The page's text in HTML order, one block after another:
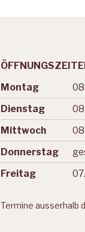
Wochentag
Montag
Dienstag
Mittwoch
Donnerstag
Freitag
Termine ausserhalb